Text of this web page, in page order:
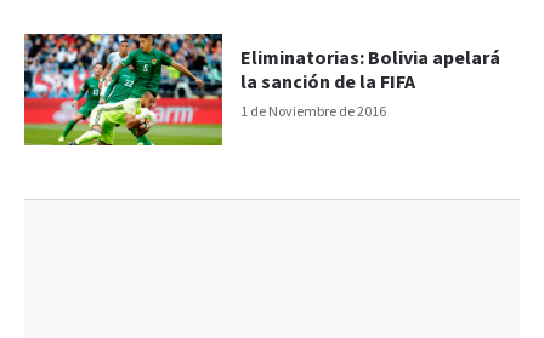
1 de Noviembre de 2016
Eliminatorias: Bolivia apelará
la sanción de la FIFA